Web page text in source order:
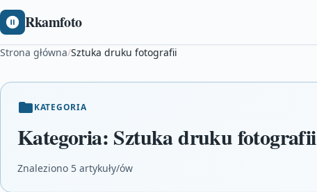
Rkamfoto
Strona główna/Sztuka druku fotografii
KATEGORIA
Kategoria: Sztuka druku fotografii
Znaleziono 5 artykuły/ów